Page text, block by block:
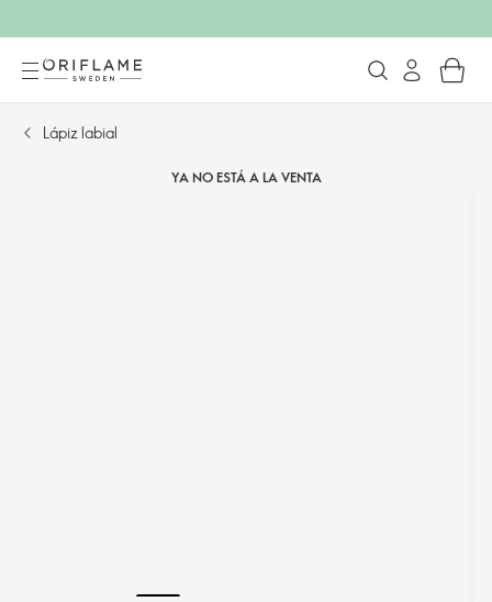
Lápiz labial
YA NO ESTÁ A LA VENTA